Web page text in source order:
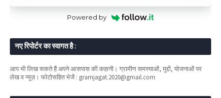
Powered by
नए रिपोर्टर का स्वागत है :
आप भी लिख सकते हैं अपने आसपास की कहानी। ग्रामीण समस्याओं, मुद्दों, योजनाओं पर
लेख व न्यूज़। फोटोसहित भेजें : gramjagat.2020@gmail.com